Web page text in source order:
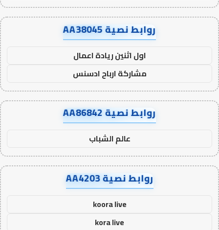
روابط نصية AA38045
اول اثنين ريادة اعمال
مشاركة ارباح ادسنس
روابط نصية AA86842
عالم الشباب
روابط نصية AA4203
koora live
kora live